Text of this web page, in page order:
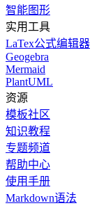
智能图形
实用工具
LaTex公式编辑器
Geogebra
Mermaid
PlantUML
资源
模板社区
知识教程
专题频道
帮助中心
使用手册
Markdown语法